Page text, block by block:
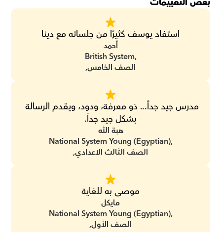
استفاد يوسف كثيرًا من جلساته مع دينا
أحمد
الصف الخامس,
British System,
بشكل جيد جداً.
هبة الله
الصف الثالث الاعدادي,
National System Young (Egyptian),
موصى به للغاية
مايكل
الصف الأول,
National System Young (Egyptian),